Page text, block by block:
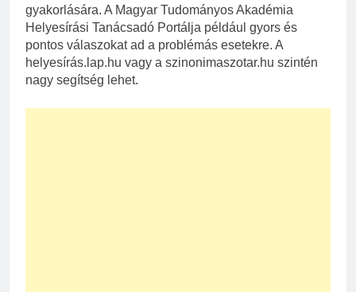
gyakorlására. A Magyar Tudományos Akadémia
Helyesírási Tanácsadó Portálja például gyors és
pontos válaszokat ad a problémás esetekre. A
helyesírás.lap.hu vagy a szinonimaszotar.hu szintén
nagy segítség lehet.